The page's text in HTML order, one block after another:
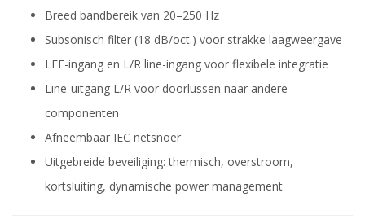
Breed bandbereik van 20–250 Hz
Subsonisch filter (18 dB/oct.) voor strakke laagweergave
LFE-ingang en L/R line-ingang voor flexibele integratie
Line-uitgang L/R voor doorlussen naar andere
componenten
Afneembaar IEC netsnoer
Uitgebreide beveiliging: thermisch, overstroom,
kortsluiting, dynamische power management